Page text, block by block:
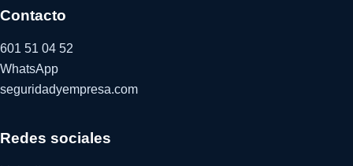
Contacto
601 51 04 52
WhatsApp
seguridadyempresa.com
Redes sociales